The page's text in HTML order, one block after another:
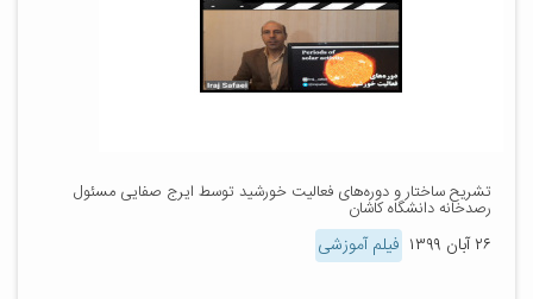
تشریح ساختار و دوره‌های فعالیت خورشید توسط ایرج صفایی مسئول
رصدخانه دانشگاه کاشان
۲۶ آبان ۱۳۹۹ فیلم آموزشی